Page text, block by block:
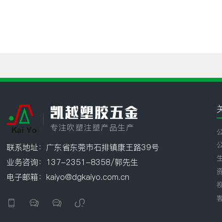
凯越塑胶五金
专注吹塑注塑产品生产
联系地址：广东省东莞市石排镇康王路39号
业务咨询：137-2351-8358/郭先生
电子邮箱：kaiyo@dgkaiyo.com.cn
   